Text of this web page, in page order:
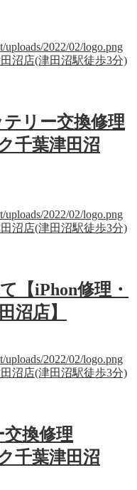
uploads/2022/02/logo.png
沼店(津田沼駅徒歩3分)
リー交換修理
千葉津田沼
uploads/2022/02/logo.png
沼店(津田沼駅徒歩3分)
【iPhon修理・
沼店】
uploads/2022/02/logo.png
沼店(津田沼駅徒歩3分)
交換修理
千葉津田沼